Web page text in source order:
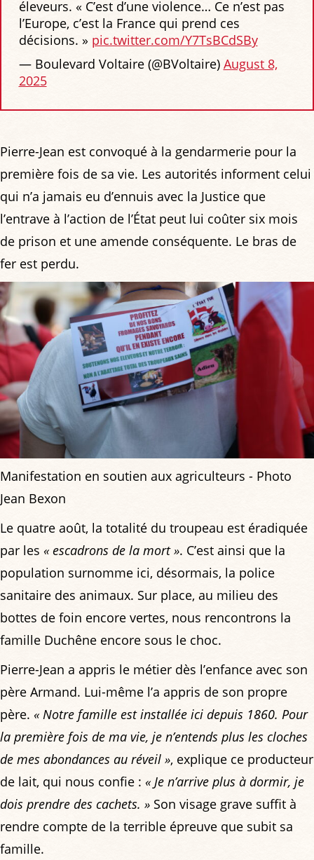
éleveurs. « C’est d’une violence… Ce n’est pas
l’Europe, c’est la France qui prend ces
décisions. » pic.twitter.com/Y7TsBCdSBy
— Boulevard Voltaire (@BVoltaire) August 8,
2025
Pierre-Jean est convoqué à la gendarmerie pour la
première fois de sa vie. Les autorités informent celui
qui n’a jamais eu d’ennuis avec la Justice que
l’entrave à l’action de l’État peut lui coûter six mois
de prison et une amende conséquente. Le bras de
fer est perdu.
Manifestation en soutien aux agriculteurs - Photo
Jean Bexon
Le quatre août, la totalité du troupeau est éradiquée
par les « escadrons de la mort ». C’est ainsi que la
population surnomme ici, désormais, la police
sanitaire des animaux. Sur place, au milieu des
bottes de foin encore vertes, nous rencontrons la
famille Duchêne encore sous le choc.
Pierre-Jean a appris le métier dès l’enfance avec son
père Armand. Lui-même l’a appris de son propre
père. « Notre famille est installée ici depuis 1860. Pour
la première fois de ma vie, je n’entends plus les cloches
de mes abondances au réveil », explique ce producteur
de lait, qui nous confie : « Je n’arrive plus à dormir, je
dois prendre des cachets. » Son visage grave suffit à
rendre compte de la terrible épreuve que subit sa
famille.